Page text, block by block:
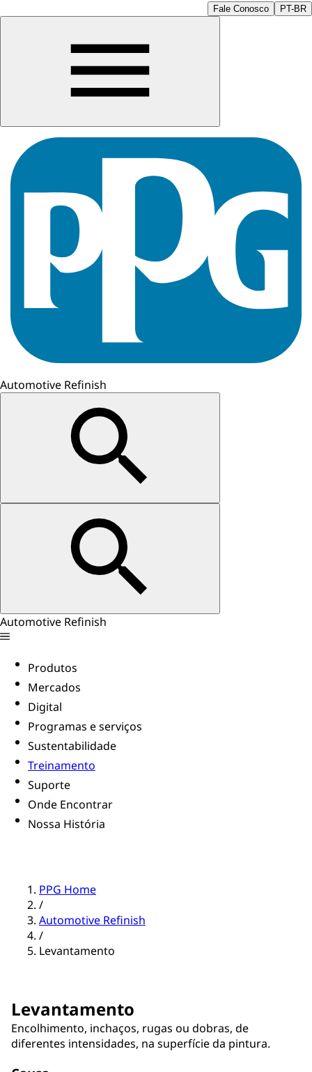
Fale Conosco PT-BR
Automotive Refinish
Automotive Refinish
Produtos
Mercados
Digital
Programas e serviços
Sustentabilidade
Treinamento
Suporte
Onde Encontrar
Nossa História
PPG Home
/
Automotive Refinish
/
Levantamento
Levantamento
Encolhimento, inchaços, rugas ou dobras, de
diferentes intensidades, na superfície da pintura.